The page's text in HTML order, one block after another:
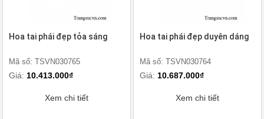
Hoa tai phái đẹp tỏa sáng
Mã số: TSVN030765
Giá: 10.413.000₫
Xem chi tiết
Hoa tai phái đẹp duyên dáng
Mã số: TSVN030764
Giá: 10.687.000₫
Xem chi tiết